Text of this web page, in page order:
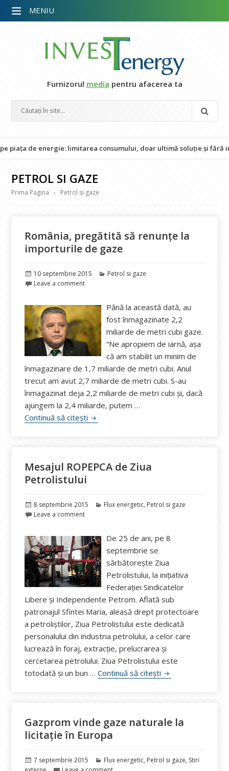
Furnizorul media pentru afacerea ta
energie: limitarea consumului, doar ultimă soluție și fără impact
PETROL SI GAZE
Prima Pagina Petrol si gaze
România, pregătită să renunțe la
importurile de gaze
Publicat
pe
10 septembrie 2015 Categorii
Petrol si gaze
Leave a comment
Până la această dată, au
fost înmagazinate 2,2
miliarde de metri cubi gaze.
“Ne apropiem de iarnă, așa
că am stabilit un minim de
înmagazinare de 1,7 miliarde de metri cubi. Anul
trecut am avut 2,7 miliarde de metri cubi. S-au
înmagazinat deja 2,2 miliarde de metri cubi și, dacă
ajungem la 2,4 miliarde, putem …
Continuă să citești România, pregătită să renunțe la
Mesajul ROPEPCA de Ziua
Petrolistului
Publicat
pe
8 septembrie 2015 Categorii
Flux energetic, Petrol si gaze
Leave a comment
De 25 de ani, pe 8
septembrie se
sărbătorește Ziua
Petrolistului, la iniţiativa
Federaţiei Sindicatelor
Libere şi Independente Petrom. Aflată sub
patronajul Sfintei Maria, aleasă drept protectoare
a petroliştilor, Ziua Petrolistului este dedicată
personalului din industria petrolului, a celor care
lucrează în foraj, extracţie, prelucrarea şi
cercetarea petrolului. Ziua Petrolistului este
totodată și un bun …Continuă să citești Mesajul
Gazprom vinde gaze naturale la
licitație în Europa
Publicat
pe
7 septembrie 2015 Categorii
Flux energetic, Petrol si gaze, Stiri
MENIU